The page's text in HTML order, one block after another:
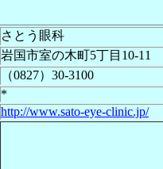
さとう眼科
岩国市室の木町5丁目10-11
（0827）30-3100
*
http://www.sato-eye-clinic.jp/